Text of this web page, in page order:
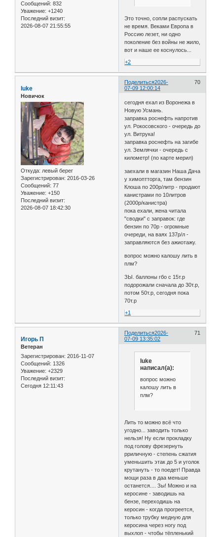
Сообщений: 832
Уважение: +1240
Последний визит:
2026-08-07 21:55:55
Это точно, сопли распускать
не время. Веками Европа в
Россию лезет, ни одно
поколение без войны не жило,
вот и наше ее коснулось...
+2
Поделиться 70
2026-
07-09 12:00:14
luke
Новичок
Откуда: левый берег
Зарегистрирован: 2016-03-26
Сообщений: 77
Уважение: +150
Последний визит:
2026-08-07 18:42:30
сегодня ехал из Воронежа в
Новую Усмань.
заправка роснефть напротив
ул. Рокосовского - очередь до
ул. Витрука!
заправка роснефть на загибе
ул. Землячки - очередь с
километр! (по карте мерил)
заехали в магазин Наша Дача
у химоптторга, там бензин
Клоша по 200р/литр - продают
канистрами по 10литров
(2000р/канистра)
пока ехали, жена читала
"сводки" с заправок: где
бензин по 70р - огромные
очереди, на ваях 137р/л -
заправляются без ажиотажу.
вопрос можно калошу лить в
плм?
ЗЫ. баллоны гбо с 15т.р
подорожали сначала до 30т.р,
потом 50т.р, сегодня пока
70т.р
+1
Поделиться 71
2026-
07-09 13:35:02
Игорь П
Ветеран
Зарегистрирован: 2016-11-07
Сообщений: 1326
Уважение: +2329
Последний визит:
Сегодня 12:11:43
luke
написал(а):
вопрос можно
калошу лить в
плм?
Лить то можно всё что
угодно... заводить только
нельзя! Ну если прокладку
под голову фрезернуть
рриличную - степень сжатия
уменьшить этак до 5 и уголок
крутануть - то поедет! Правда
мощи раза в даа меньше
останется.... Зы! Можно и на
керосине - заводишь на
бензе, переходишь на
керосин - когда прогреется,
только трубку медную для
керосина через ногу под
выхлоп - чтобы тёпленький